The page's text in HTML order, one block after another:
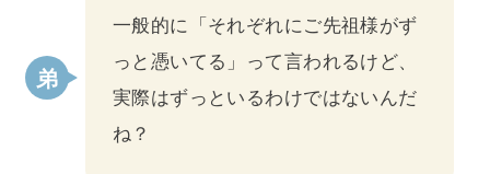
一般的に「それぞれにご先祖様がず
っと憑いてる」って言われるけど、
実際はずっといるわけではないんだ
ね？